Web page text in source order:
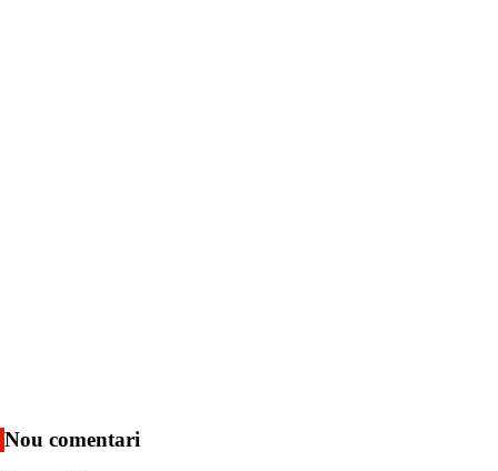
Nou comentari